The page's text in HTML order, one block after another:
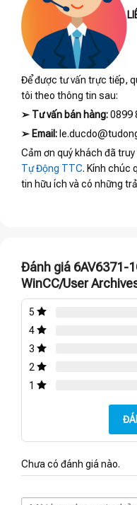
Để được tư vấn trực tiếp,
tôi theo thông tin sau:
➢ Tư vấn bán hàng:0899
➢ Email:
Cảm ơn quý khách đã
Tự Động TTC. Kính chúc
tin hữu ích và có những
Đánh giá 6AV6371-
WinCC/User
5
4
3
2
1
Chưa có đánh giá nào.